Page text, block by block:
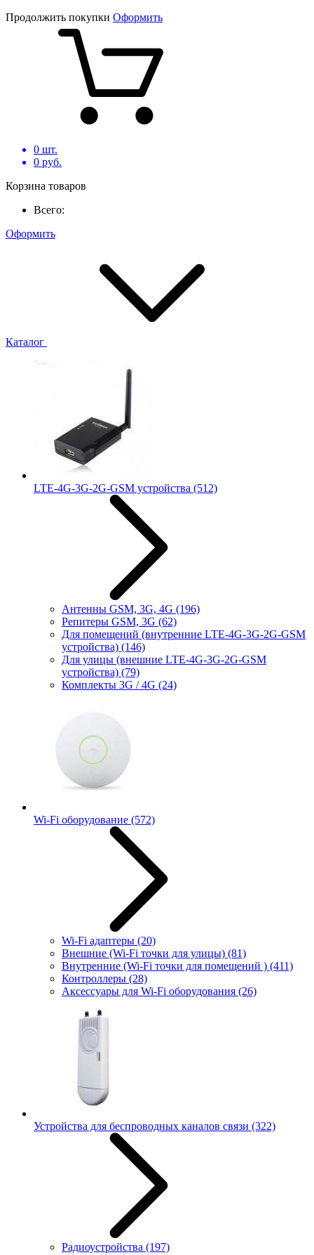
Продолжить покупки Оформить
0 шт.
0 руб.
Корзина товаров
Всего:
Оформить
Каталог
LTE-4G-3G-2G-GSM устройства (512)
Антенны GSM, 3G, 4G (196)
Репитеры GSM, 3G (62)
Для помещений (внутренние LTE-4G-3G-2G-GSM
устройства) (146)
Для улицы (внешние LTE-4G-3G-2G-GSM
устройства) (79)
Комплекты 3G / 4G (24)
Wi-Fi оборудование (572)
Wi-Fi адаптеры (20)
Внешние (Wi-Fi точки для улицы) (81)
Внутренние (Wi-Fi точки для помещений ) (411)
Контроллеры (28)
Аксессуары для Wi-Fi оборудования (26)
Устройства для беспроводных каналов связи (322)
Радиоустройства (197)